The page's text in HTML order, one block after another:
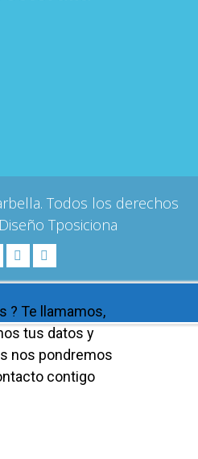
Todos los derechos
Tposiciona
? Te llamamos,
tus datos y
nos pondremos
contigo